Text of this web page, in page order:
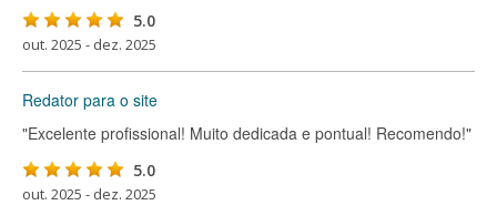
5.0
out. 2025 - dez. 2025
Redator para o site
"Excelente profissional! Muito dedicada e pontual! Recomendo!"
5.0
out. 2025 - dez. 2025